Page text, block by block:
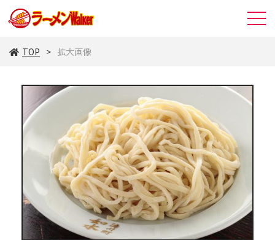
TOP 拡大画像